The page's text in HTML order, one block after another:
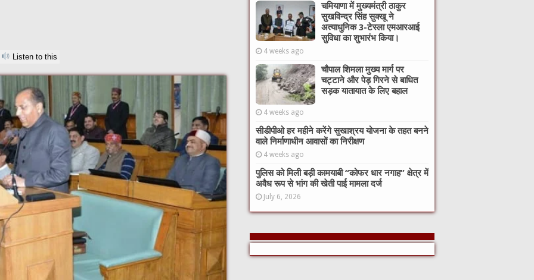
Listen to this
चमियाणा में मुख्यमंत्री ठाकुर
सुखविन्द्र सिंह सुक्खू ने
अत्याधुनिक 3-टेस्ला एमआरआई
सुविधा का शुभारंभ किया।
4 weeks ago
चौपाल शिमला मुख्य मार्ग पर
चट्टाने और पेड़ गिरने से बाधित
सड़क यातायात के लिए बहाल
4 weeks ago
सीडीपीओ हर महीने करेंगे सुखाश्रय योजना के तहत बनने
वाले निर्माणाधीन आवासों का निरीक्षण
4 weeks ago
पुलिस को मिली बड़ी कामयाबी “कोफर धार नगाह” क्षेत्र में
अवैध रूप से भांग की खेती पाई मामला दर्ज
July 6, 2026